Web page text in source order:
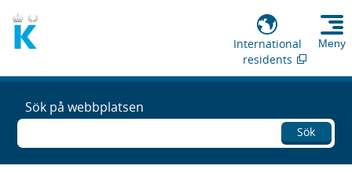
International
residents
Meny
Sök på webbplatsen
Sök